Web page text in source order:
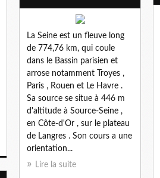
La Seine est un fleuve long
de 774,76 km, qui coule
dans le Bassin parisien et
arrose notamment Troyes ,
Paris , Rouen et Le Havre .
Sa source se situe à 446 m
d'altitude à Source-Seine ,
en Côte-d'Or , sur le plateau
de Langres . Son cours a une
orientation...
Lire la suite